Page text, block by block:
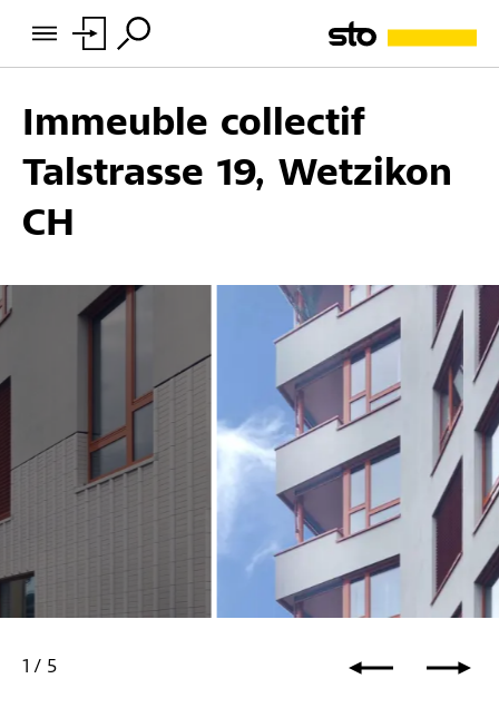
Immeuble collectif
Talstrasse 19, Wetzikon
CH
1 / 5